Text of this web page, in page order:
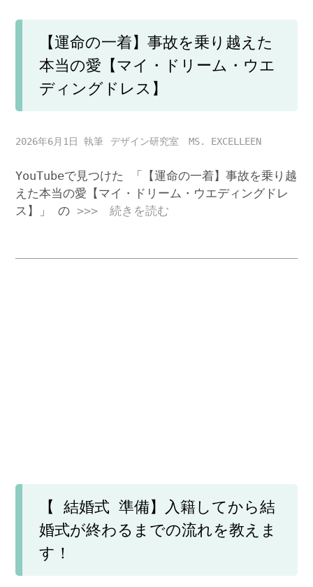
【運命の一着】事故を乗り越えた
本当の愛【マイ・ドリーム・ウエ
ディングドレス】
2026年6月1日 デザイン研究室 MS. EXCELLEEN
YouTubeで見つけた 「【運命の一着】事故を乗り越
えた本当の愛【マイ・ドリーム・ウエディングドレ
ス】」 の >>> 続きを読む
【 結婚式 準備】入籍してから結
婚式が終わるまでの流れを教えま
す！